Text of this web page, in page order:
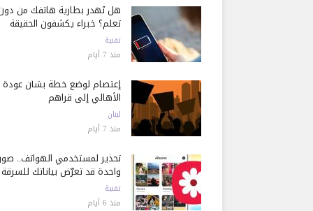
هل تُهدر بطارية هاتفك من
تعلم؟ خبراء يكشفون الحقيقة
تقنية
منذ 7 أيام
إعتصام لوضع خطة بشأن عودة
الأهالي إلى قراهم
لبنان
منذ 7 أيام
تحذير لمستخدمي الهواتف..
واحدة قد تعرّض بياناتك للسرقة
تقنية
منذ 6 أيام